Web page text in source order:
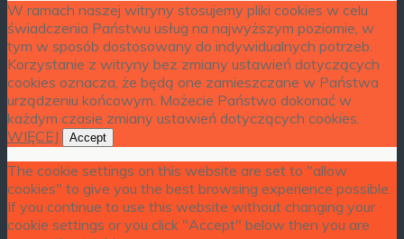
W ramach naszej witryny stosujemy pliki cookies w celu
świadczenia Państwu usług na najwyższym poziomie, w
tym w sposób dostosowany do indywidualnych potrzeb.
Korzystanie z witryny bez zmiany ustawień dotyczących
cookies oznacza, że będą one zamieszczane w Państwa
urządzeniu końcowym. Możecie Państwo dokonać w
każdym czasie zmiany ustawień dotyczących cookies.
WIĘCEJ
Accept
The cookie settings on this website are set to "allow
cookies" to give you the best browsing experience possible.
If you continue to use this website without changing your
cookie settings or you click "Accept" below then you are